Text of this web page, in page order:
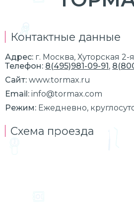
Контактные данные
Адрес: г. Москва, Хуторская 2-
Телефон: 8(495)981-09-91,
Сайт: www.tormax.ru
Email: info@tormax.com
Режим: Ежедневно,
Схема проезда